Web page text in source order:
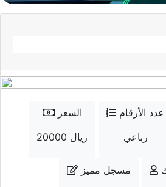
السعر
20000 ريال
عدد الأرقام
رباعي
مسجل مميز